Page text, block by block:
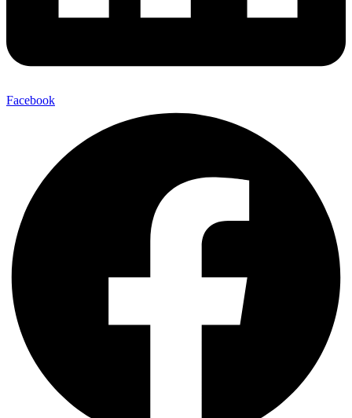
Facebook